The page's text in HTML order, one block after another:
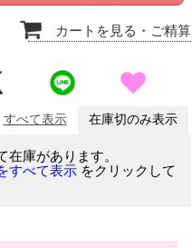
カートを見る ・ご精算
すべて表示 在庫切のみ表示
在庫があります。
すべて表示 をクリックして